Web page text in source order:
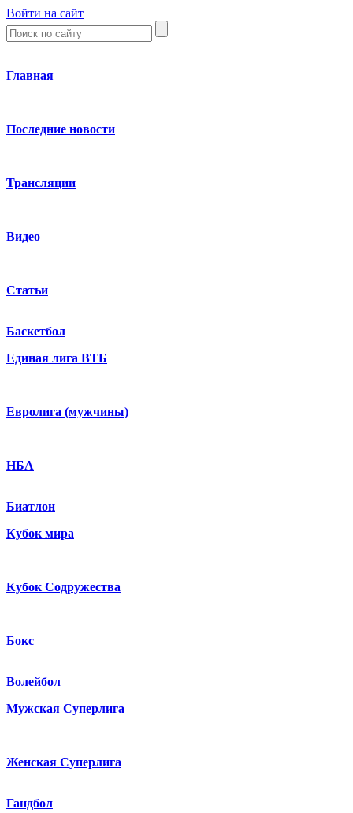
Войти на сайт
Главная
Последние новости
Трансляции
Видео
Статьи
Баскетбол
Единая лига ВТБ
Евролига (мужчины)
НБА
Биатлон
Кубок мира
Кубок Содружества
Бокс
Волейбол
Мужская Суперлига
Женская Суперлига
Гандбол